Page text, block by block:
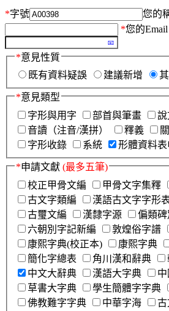
*字號
您的
*您的Email
*意見性質
既有資料疑誤
建議新增
*意見類型
字形與用字
部首與筆畫 說
音讀（注音/漢拼）
釋義
字形收錄
系統 形體資料
*申請文獻 (最多五筆)
校正甲骨文編
甲骨文字集釋
古文字類編
漢語古文字字形
古璽文編
漢隸字源 偏類碑
六朝別字記新編
敦煌俗字譜
康熙字典(校正本)
康熙字典
簡化字總表
角川漢和辭典
中文大辭典
漢語大字典
草書大字典
學生簡體字字典
佛教難字字典
中華字海
古